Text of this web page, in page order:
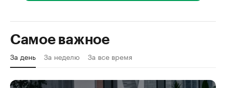
Самое важное
За день За неделю За все время